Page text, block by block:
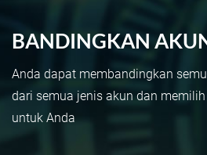
BANDINGKAN
Anda dapat membandingkan
dari semua jenis akun dan
untuk Anda